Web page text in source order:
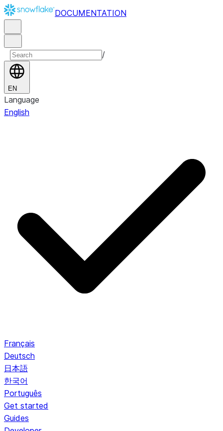
DOCUMENTATION
/
EN
Language
English
Français
Deutsch
日本語
한국어
Português
Get started
Guides